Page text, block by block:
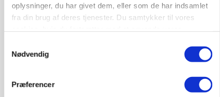
oplysninger, du har givet dem, eller som de har indsamlet
fra din brug af deres tjenester. Du samtykker til vores
Nødvendig
Præferencer
ARRANGEMENT
Markvandring sætter fokus på elefantgræs